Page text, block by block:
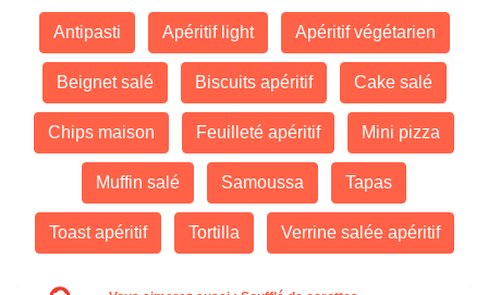
Antipasti Apéritif light Apéritif végétarien
Beignet salé Biscuits apéritif Cake salé
Chips maison Feuilleté apéritif Mini pizza
Muffin salé Samoussa Tapas
Toast apéritif Tortilla Verrine salée apéritif